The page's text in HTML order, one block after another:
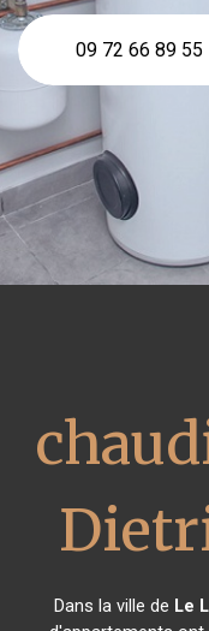
09 72 66 89 55
Dans la ville de Le